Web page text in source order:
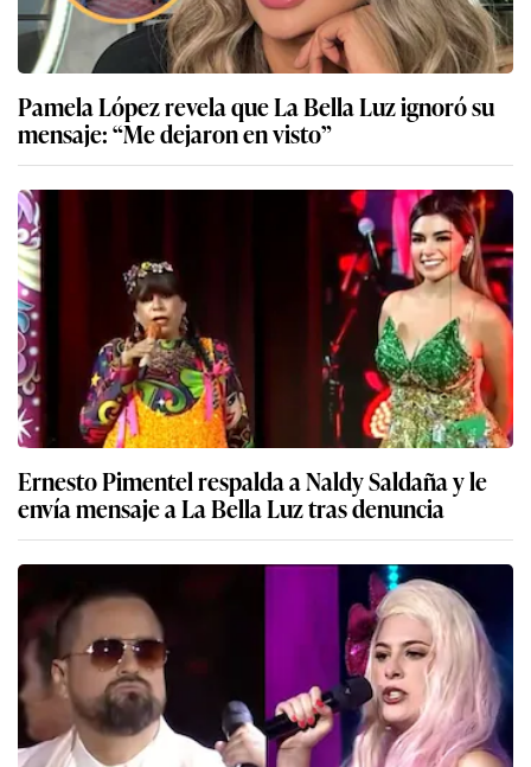
Pamela López revela que La Bella Luz ignoró su
mensaje: “Me dejaron en visto”
Ernesto Pimentel respalda a Naldy Saldaña y le
envía mensaje a La Bella Luz tras denuncia